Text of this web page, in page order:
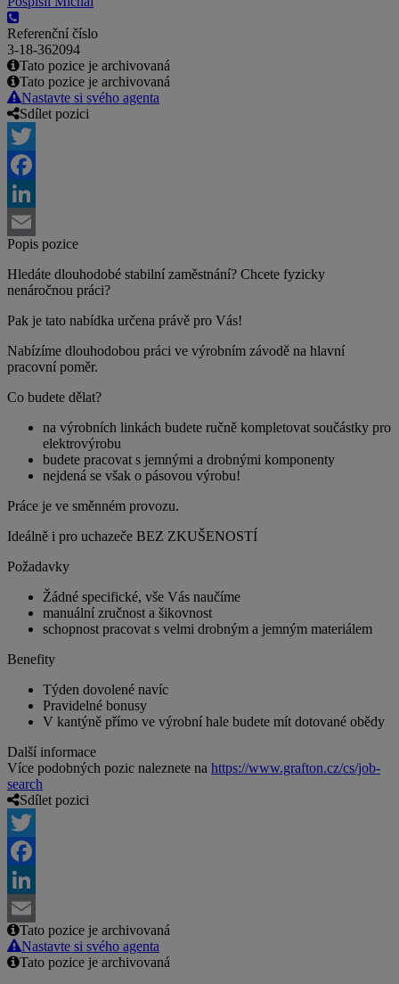
Referenční číslo
3-18-362094
Tato pozice je archivovaná
Tato pozice je archivovaná
Nastavte si svého agenta
Sdílet pozici
Twitter
Facebook
LinkedIn
Email
Popis pozice
Hledáte dlouhodobé stabilní zaměstnání? Chcete fyzicky
nenáročnou práci?
Pak je tato nabídka určena právě pro Vás!
Nabízíme dlouhodobou práci ve výrobním závodě na hlavní
pracovní poměr.
Co budete dělat?
na výrobních linkách budete ručně kompletovat součástky pro
elektrovýrobu
budete pracovat s jemnými a drobnými komponenty
nejdená se však o pásovou výrobu!
Práce je ve směnném provozu.
Ideálně i pro uchazeče BEZ ZKUŠENOSTÍ
Požadavky
Žádné specifické, vše Vás naučíme
manuální zručnost a šikovnost
schopnost pracovat s velmi drobným a jemným materiálem
Benefity
Týden dovolené navíc
Pravidelné bonusy
V kantýně přímo ve výrobní hale budete mít dotované obědy
Další informace
Více podobných pozic naleznete na https://www.grafton.cz/cs/job-
search
Sdílet pozici
Twitter
Facebook
LinkedIn
Email
Tato pozice je archivovaná
Nastavte si svého agenta
Tato pozice je archivovaná